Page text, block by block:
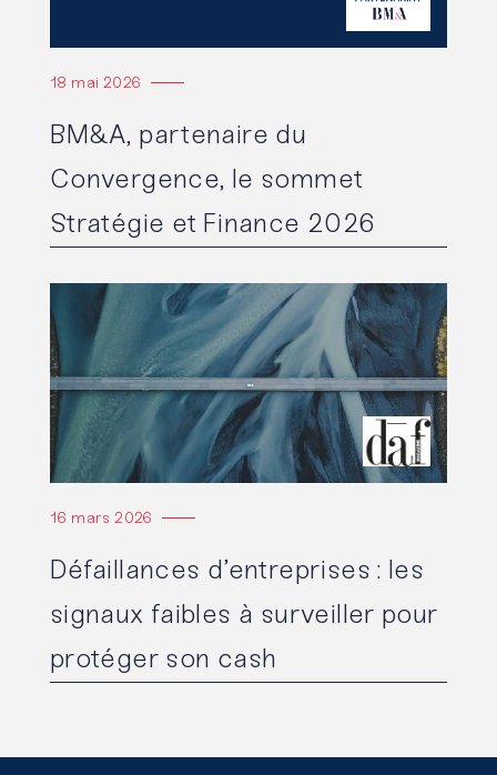
18 mai 2026
BM&A, partenaire du
Convergence, le sommet
Stratégie et Finance 2026
16 mars 2026
Défaillances d’entreprises : les
signaux faibles à surveiller pour
protéger son cash
Lire l'article